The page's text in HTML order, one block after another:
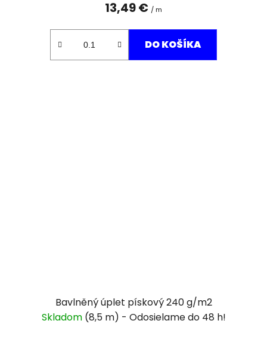
13,49 € / m
DO KOŠÍKA
Bavlněný úplet pískový 240 g/m2
Skladom (8,5 m)